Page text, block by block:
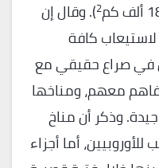
2). وقال إن
كافة
في صراع حقيقي مع
معهم، ومناخها
وذكر أن مناخ
أما أجزاء